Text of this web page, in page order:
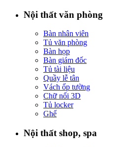
Nội thất văn phòng
Bàn nhân viên
Tủ văn phòng
Bàn họp
Bàn giám đốc
Tủ tài liệu
Quầy lễ tân
Vách ốp tường
Chữ nổi 3D
Tủ locker
Ghế
Nội thất shop, spa